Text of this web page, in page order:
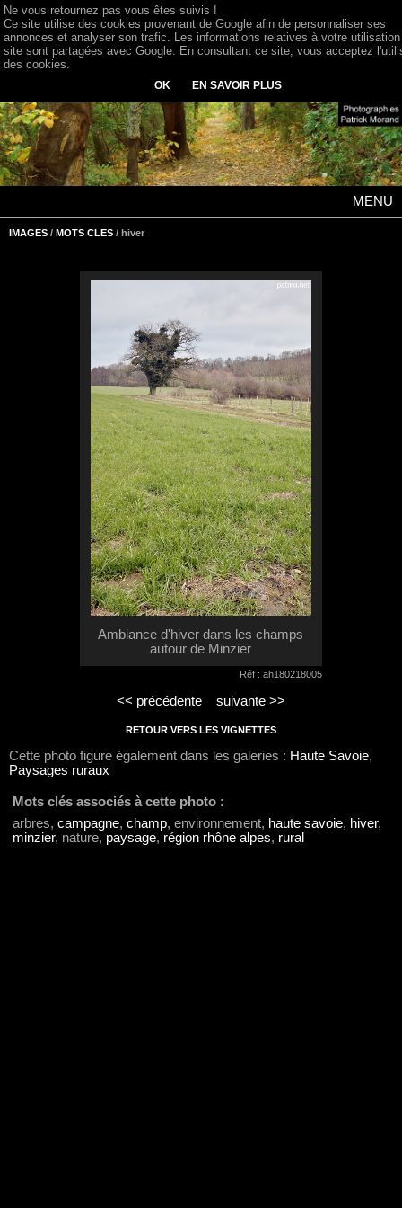
MENU
IMAGES / MOTS CLES / hiver
Ambiance d'hiver dans les champs
autour de Minzier
Réf : ah180218005
<< précédente suivante >>
RETOUR VERS LES VIGNETTES
Cette photo figure également dans les galeries : Haute Savoie,
Paysages ruraux
Mots clés associés à cette photo :
arbres, campagne, champ, environnement, haute savoie, hiver,
minzier, nature, paysage, région rhône alpes, rural
Ne vous retournez pas vous êtes suivis !
Ce site utilise des cookies provenant de Google afin de personnaliser ses
annonces et analyser son trafic. Les informations relatives à votre
site sont partagées avec Google. En consultant ce site, vous acceptez
des cookies.
OK EN SAVOIR PLUS